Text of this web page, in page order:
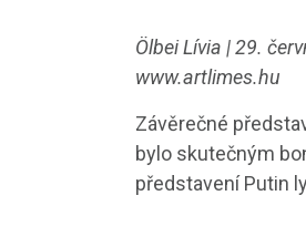
Ölbei Lívia | 29.
www.artlimes.hu
Závěrečné
bylo skutečným
představení Putin